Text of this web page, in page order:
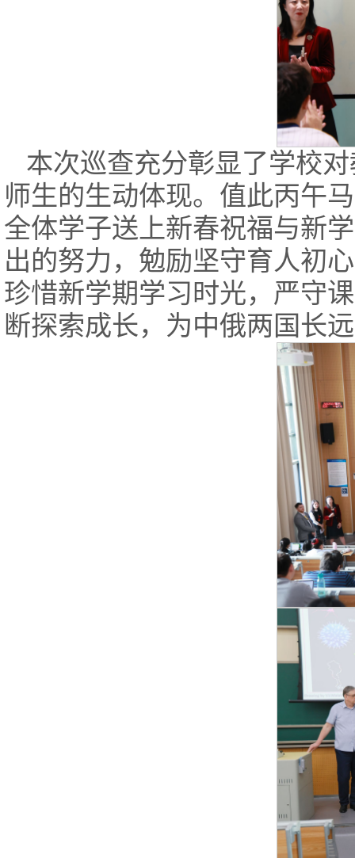
本次巡查充分彰显了学校
师生的生动体现。值此丙午
全体学子送上新春祝福与新
出的努力，勉励坚守育人初
珍惜新学期学习时光，严守
断探索成长，为中俄两国长